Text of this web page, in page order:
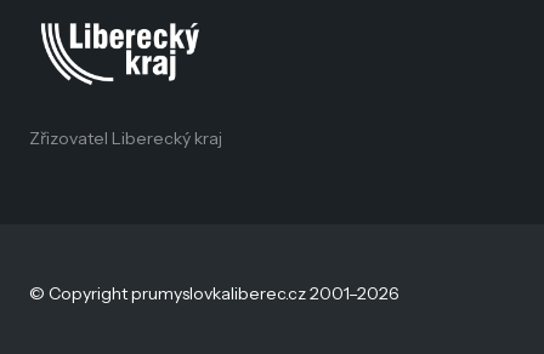
Zřizovatel Liberecký kraj
© Copyright prumyslovkaliberec.cz 2001–2026